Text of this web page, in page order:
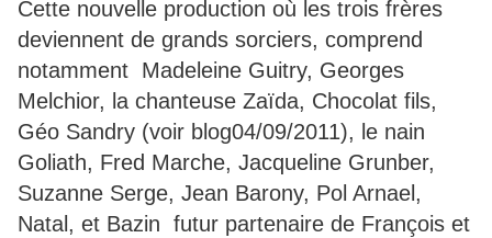
Cette nouvelle production où les trois frères
deviennent de grands sorciers, comprend
notamment Madeleine Guitry, Georges
Melchior, la chanteuse Zaïda, Chocolat fils,
Géo Sandry (voir blog04/09/2011), le nain
Goliath, Fred Marche, Jacqueline Grunber,
Suzanne Serge, Jean Barony, Pol Arnael,
Natal, et Bazin futur partenaire de François et